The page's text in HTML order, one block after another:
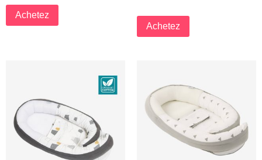
Achetez
Achetez